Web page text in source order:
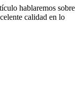
hablaremos sobre
calidad en lo